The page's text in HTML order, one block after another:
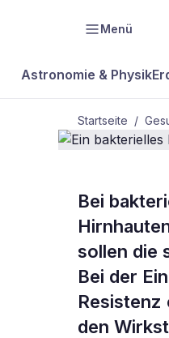
Menü
Astronomie & Physik
Startseite /
Bei
sollen die
Bei der
Resistenz
den